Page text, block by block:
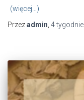
(więcej…)
Przezadmin 4 tygodnie